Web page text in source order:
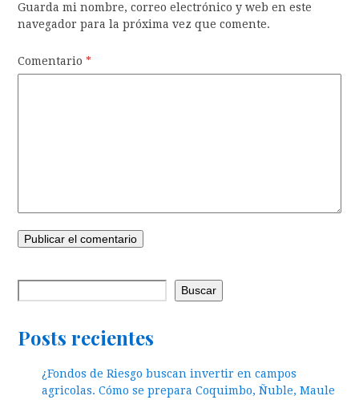
Guarda mi nombre, correo electrónico y web en este
navegador para la próxima vez que comente.
Comentario*
Buscar
Posts recientes
¿Fondos de Riesgo buscan invertir en campos
agricolas. Cómo se prepara Coquimbo, Ñuble, Maule